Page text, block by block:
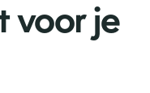
voor je